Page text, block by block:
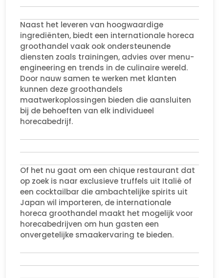
Naast het leveren van hoogwaardige
ingrediënten, biedt een internationale horeca
groothandel vaak ook ondersteunende
diensten zoals trainingen, advies over menu-
engineering en trends in de culinaire wereld.
Door nauw samen te werken met klanten
kunnen deze groothandels
maatwerkoplossingen bieden die aansluiten
bij de behoeften van elk individueel
horecabedrijf.
Of het nu gaat om een chique restaurant dat
op zoek is naar exclusieve truffels uit Italië of
een cocktailbar die ambachtelijke spirits uit
Japan wil importeren, de internationale
horeca groothandel maakt het mogelijk voor
horecabedrijven om hun gasten een
onvergetelijke smaakervaring te bieden.